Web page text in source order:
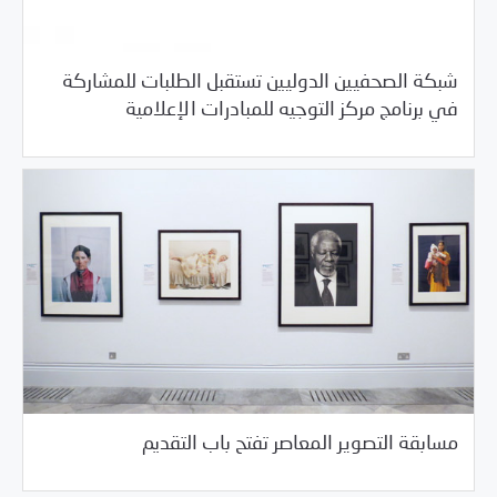
شبكة الصحفيين الدوليين تستقبل الطلبات للمشاركة
في برنامج مركز التوجيه للمبادرات الإعلامية
05/29/2018 خبر بارز/فرص التدريب و المشاركة
مسابقة التصوير المعاصر تفتح باب التقديم